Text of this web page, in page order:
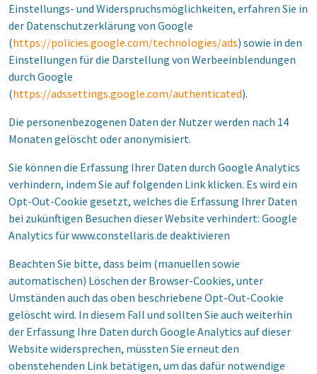
Einstellungs- und Widerspruchsmöglichkeiten, erfahren Sie in
der Datenschutzerklärung von Google
(https://policies.google.com/technologies/ads) sowie in den
Einstellungen für die Darstellung von Werbeeinblendungen
durch Google
(https://adssettings.google.com/authenticated).
Die personenbezogenen Daten der Nutzer werden nach 14
Monaten gelöscht oder anonymisiert.
Sie können die Erfassung Ihrer Daten durch Google Analytics
verhindern, indem Sie auf folgenden Link klicken. Es wird ein
Opt-Out-Cookie gesetzt, welches die Erfassung Ihrer Daten
bei zukünftigen Besuchen dieser Website verhindert: Google
Analytics für www.constellaris.de deaktivieren
Beachten Sie bitte, dass beim (manuellen sowie
automatischen) Löschen der Browser-Cookies, unter
Umständen auch das oben beschriebene Opt-Out-Cookie
gelöscht wird. In diesem Fall und sollten Sie auch weiterhin
der Erfassung Ihre Daten durch Google Analytics auf dieser
Website widersprechen, müssten Sie erneut den
obenstehenden Link betätigen, um das dafür notwendige